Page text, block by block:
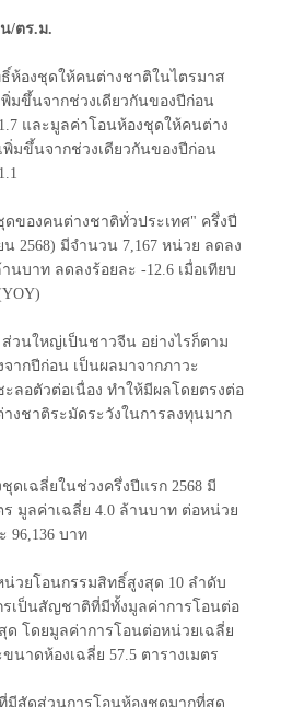
/ตร.ม.
องชุดให้คนต่างชาติในไตรมาส
พิ่มขึ้นจากช่วงเดียวกันของปีก่อน
และมูลค่าโอนห้องชุดให้คนต่าง
มขึ้นจากช่วงเดียวกันของปีก่อน
ของคนต่างชาติทั่วประเทศ" ครึ่งปี
2568) มีจำนวน 7,167 หน่วย ลดลง
นบาท ลดลงร้อยละ -12.6 เมื่อเทียบ
นใหญ่เป็นชาวจีน อย่างไรก็ตาม
ากปีก่อน เป็นผลมาจากภาวะ
ลอตัวต่อเนื่อง ทำให้มีผลโดยตรงต่อ
งชาติระมัดระวังในการลงทุนมาก
เฉลี่ยในช่วงครึ่งปีแรก 2568 มี
ร มูลค่าเฉลี่ย 4.0 ล้านบาท ต่อหน่วย
96,136 บาท
ยโอนกรรมสิทธิ์สูงสุด 10 ลำดับ
เป็นสัญชาติที่มีทั้งมูลค่าการโอนต่อ
โดยมูลค่าการโอนต่อหน่วยเฉลี่ย
นาดห้องเฉลี่ย 57.5 ตารางเมตร
สัดส่วนการโอนห้องชุดมากที่สุด